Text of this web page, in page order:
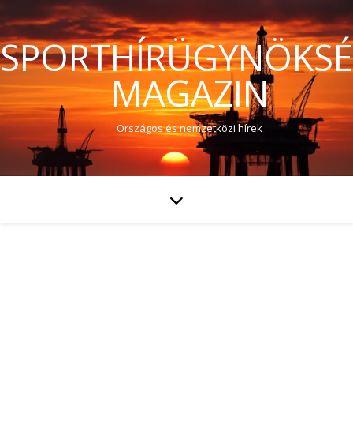
MAGAZIN
Országos és nemzetközi hírek